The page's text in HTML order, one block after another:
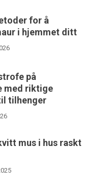
for å
i hjemmet ditt
på
med riktige
tilhenger
mus i hus raskt